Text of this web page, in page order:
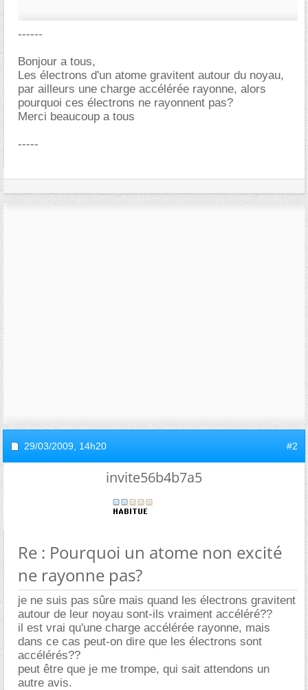
------
Bonjour a tous,
Les électrons d'un atome gravitent autour du noyau,
par ailleurs une charge accélérée rayonne, alors
pourquoi ces électrons ne rayonnent pas?
Merci beaucoup a tous
-----
29/03/2009, 14h20 #2
invite56b4b7a5
Re : Pourquoi un atome non excité
ne rayonne pas?
je ne suis pas sûre mais quand les électrons gravitent
autour de leur noyau sont-ils vraiment accéléré??
il est vrai qu'une charge accélérée rayonne, mais
dans ce cas peut-on dire que les électrons sont
accélérés??
peut être que je me trompe, qui sait attendons un
autre avis.